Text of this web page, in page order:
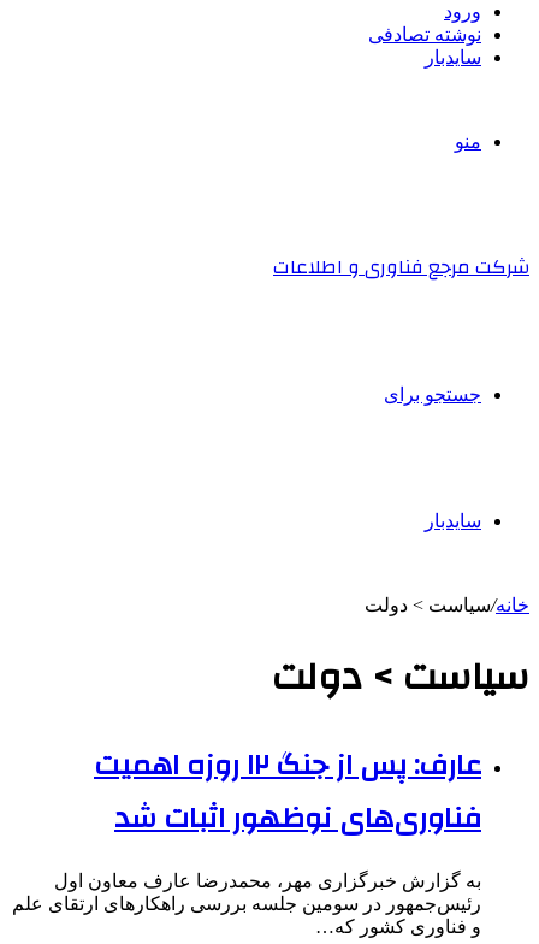
ورود
نوشته تصادفی
سایدبار
منو
شرکت مرجع فناوری و اطلاعات
جستجو برای
سایدبار
خانه/سیاست > دولت
سیاست > دولت
عارف: پس از جنگ ۱۲ روزه اهمیت
فناوری‌های نوظهور اثبات شد
به گزارش خبرگزاری مهر، محمدرضا عارف معاون اول
رئیس‌جمهور در سومین جلسه بررسی راهکارهای ارتقای علم
و فناوری کشور که…